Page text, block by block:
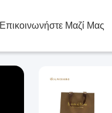
Επικοινωνήστε Μαζί Μας